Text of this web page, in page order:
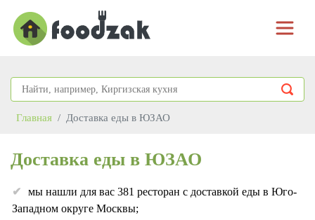
Главная Доставка еды в ЮЗАО
Доставка еды в ЮЗАО
мы нашли для вас 381 ресторан с доставкой еды в Юго-
Западном округе Москвы;